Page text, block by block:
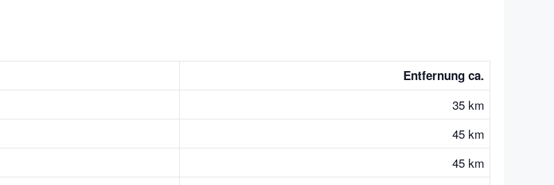
Entfernung ca.
35 km
45 km
45 km